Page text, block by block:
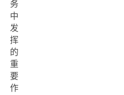
务
中
发
挥
的
重
要
作